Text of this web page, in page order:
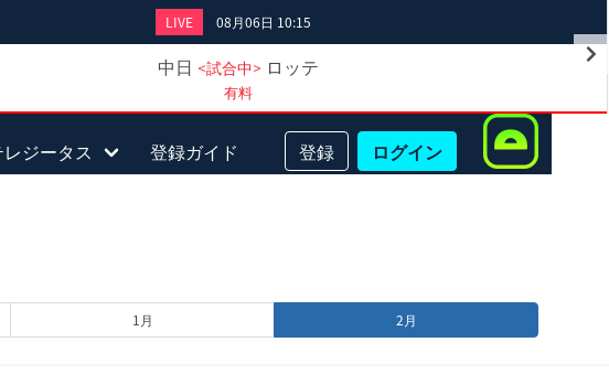
LIVE 08月06日 10:15
中日 <試合中> ロッテ
有料
レジータス 登録ガイド 登録 ログイン
1月 2月